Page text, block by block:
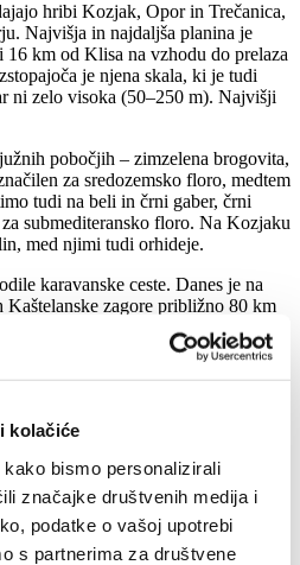
kolačiće
bismo personalizirali
značajke društvenih medija i
podatke o vašoj upotrebi
s partnerima za društvene
hribi Kozjak, Opor in Trečanica,
Najvišja in najdaljša planina je
km od Klisa na vzhodu do prelaza
je njena skala, ki je tudi
ni zelo visoka (50–250 m). Najvišji
pobočjih – zimzelena brogovita,
za sredozemsko floro, medtem
tudi na beli in črni gaber, črni
submediteransko floro. Na Kozjaku
med njimi tudi orhideje.
karavanske ceste. Danes je na
zagore približno 80 km
dobra izbira za rekreativno
znane po alpinističnih plezalnih
pot, ki omogoča dostop do
dela planine.
Planinska pot Dalmacije in
državnosti Bijaći – Klis«. V
točk, večinoma sakralnih